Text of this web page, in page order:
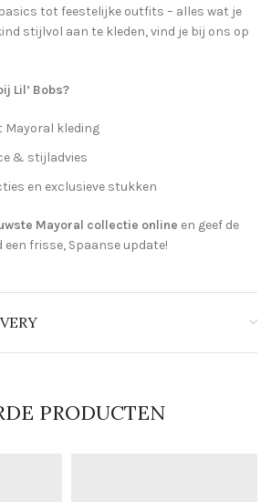
tot feestelijke outfits – alles wat je
stijlvol aan te kleden, vind je bij ons op
Lil’ Bobs?
kleding
& stijladvies
en exclusieve stukken
Mayoral collectie online en geef de
frisse, Spaanse update!
PRODUCTEN